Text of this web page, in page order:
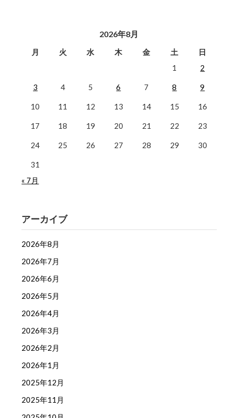
2026年8月
月 火 水 木 金 土
日
1
2
3 4 5 6 7 8 9
10 11 12 13 14 15 16
17 18 19 20 21 22 23
24 25 26 27 28 29 30
31
« 7月
アーカイブ
2026年8月
2026年7月
2026年6月
2026年5月
2026年4月
2026年3月
2026年2月
2026年1月
2025年12月
2025年11月